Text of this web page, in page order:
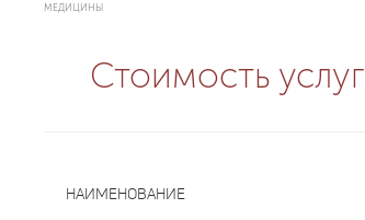
МЕДИЦИНЫ
Стоимость услуг
НАИМЕНОВАНИЕ